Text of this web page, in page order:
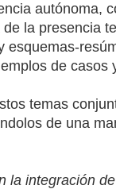
autónoma,
la presencia
esquemas-
de casos
temas
de una
la integración